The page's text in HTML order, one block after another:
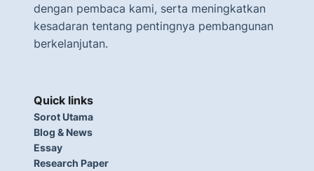
dengan pembaca kami, serta meningkatkan
kesadaran tentang pentingnya pembangunan
berkelanjutan.
Quick links
Sorot Utama
Blog & News
Essay
Research Paper